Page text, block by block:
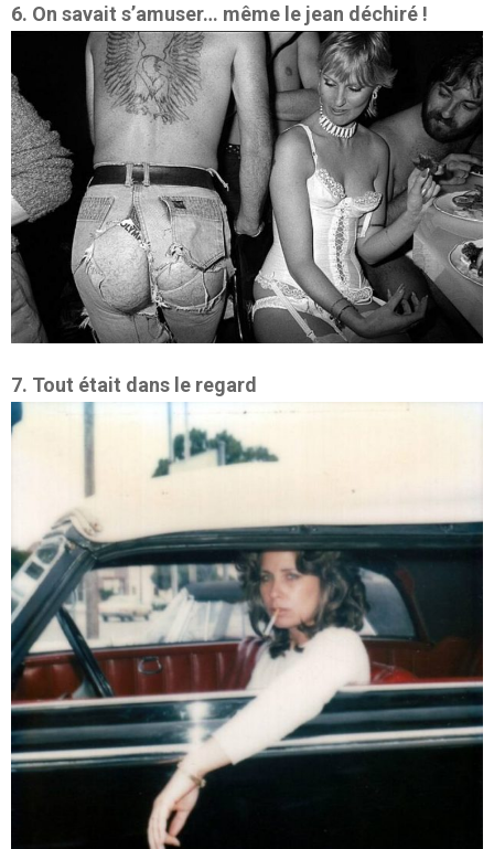
6. On savait s’amuser… même le jean déchiré !
7. Tout était dans le regard